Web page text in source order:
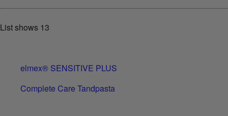
List shows 13
elmex® SENSITIVE PLUS
Complete Care Tandpasta